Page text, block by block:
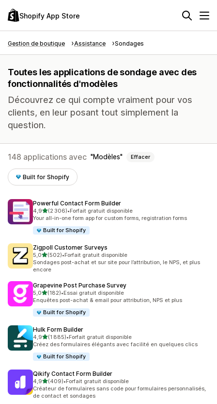
Shopify App Store
Gestion de boutique Assistance Sondages
Toutes les applications de sondage avec des
fonctionnalités d'modèles
Découvrez ce qui compte vraiment pour vos
clients, en leur posant tout simplement la
question.
148 applications avec Modèles Effacer
Built for Shopify
Powerful Contact Form Builder
4,9étoile(s) sur 5
(2 306)
2306 avis au total
•Forfait gratuit disponible
Your all-in-one form app for custom forms, registration forms
Built for Shopify
Zigpoll Customer Surveys
5,0étoile(s) sur 5
(502)
502 avis au total
•Forfait gratuit disponible
Sondages post-achat et sur site pour l’attribution, le NPS, et plus
encore
Grapevine Post Purchase Survey
5,0étoile(s) sur 5
(182)
182 avis au total
•Essai gratuit disponible
Enquêtes post-achat & email pour attribution, NPS et plus
Built for Shopify
Hulk Form Builder
4,9étoile(s) sur 5
(1 885)
1885 avis au total
•Forfait gratuit disponible
Créez des formulaires élégants avec facilité en quelques clics
Built for Shopify
Qikify Contact Form Builder
4,9étoile(s) sur 5
(409)
409 avis au total
•Forfait gratuit disponible
Créateur de formulaires sans code pour formulaires personnalisés,
de contact et sondages